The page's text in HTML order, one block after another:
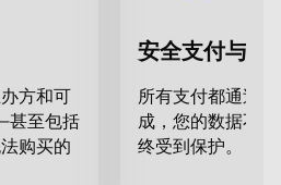
的机会。
方和可
甚至包括
购买的
安全支付与数
所有支付都通过
成，您的数据不
终受到保护。